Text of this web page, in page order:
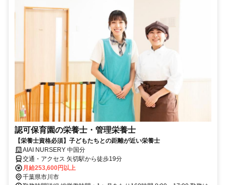
認可保育園の栄養士・管理栄養士
【栄養士資格必須】子どもたちとの距離が近い栄養士
AIAI NURSERY 中国分
交通・アクセス 矢切駅から徒歩19分
月給253,600円以上
千葉県市川市